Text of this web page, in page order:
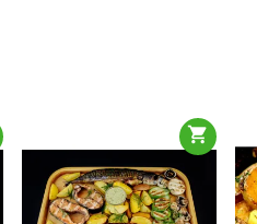
shopping_cart